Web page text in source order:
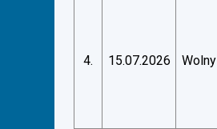
4. 15.07.2026 Wolny